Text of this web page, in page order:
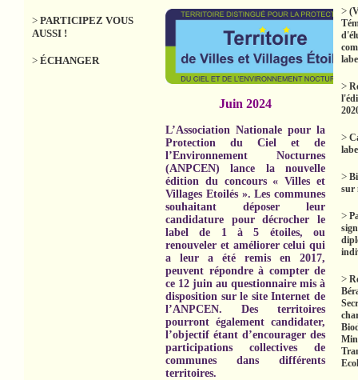
> PARTICIPEZ VOUS
AUSSI !
> ÉCHANGER
Juin 2024
L’Association Nationale pour la
Protection du Ciel et de
l’Environnement Nocturnes
(ANPCEN) lance la nouvelle
édition du concours « Villes et
Villages Etoilés ». Les communes
souhaitant déposer leur
candidature pour décrocher le
label de 1 à 5 étoiles, ou
renouveler et améliorer celui qui
a leur a été remis en 2017,
peuvent répondre à compter de
ce 12 juin au questionnaire mis à
disposition sur le site Internet de
l’ANPCEN. Des territoires
pourront également candidater,
l’objectif étant d’encourager des
participations collectives de
communes dans différents
territoires.
>
>
>
>
sur
>
>